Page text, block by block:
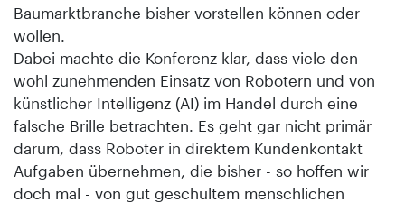
Baumarktbranche bisher vorstellen können oder
wollen.
Dabei machte die Konferenz klar, dass viele den
wohl zunehmenden Einsatz von Robotern und von
künstlicher Intelligenz (AI) im Handel durch eine
falsche Brille betrachten. Es geht gar nicht primär
darum, dass Roboter in direktem Kundenkontakt
Aufgaben übernehmen, die bisher - so hoffen wir
doch mal - von gut geschultem menschlichen